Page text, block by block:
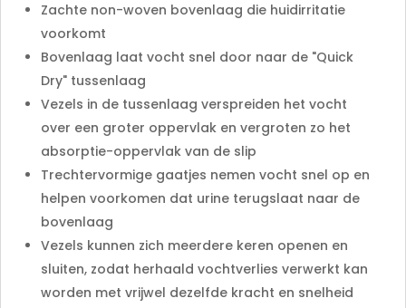
Zachte non-woven bovenlaag die huidirritatie
voorkomt
Bovenlaag laat vocht snel door naar de "Quick
Dry" tussenlaag
Vezels in de tussenlaag verspreiden het vocht
over een groter oppervlak en vergroten zo het
absorptie-oppervlak van de slip
Trechtervormige gaatjes nemen vocht snel op en
helpen voorkomen dat urine terugslaat naar de
bovenlaag
Vezels kunnen zich meerdere keren openen en
sluiten, zodat herhaald vochtverlies verwerkt kan
worden met vrijwel dezelfde kracht en snelheid